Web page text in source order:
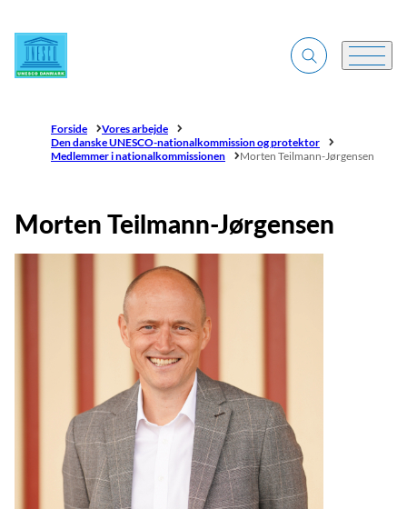
Gå til forsiden Fold søgefelt ud
Menu
Forside
Vores arbejde
Den danske UNESCO-nationalkommission og protektor
Medlemmer i nationalkommissionen
Morten Teilmann-Jørgensen
Morten Teilmann-Jørgensen